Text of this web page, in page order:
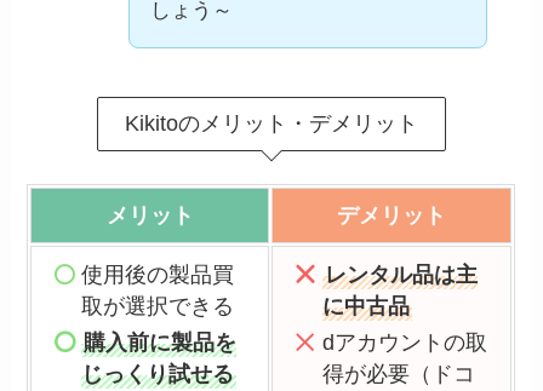
しょう～
Kikitoのメリット・デメリット
メリット デメリット
使用後の製品買
取が選択できる
購入前に製品を
じっくり試せる
レンタル品は主
に中古品
dアカウントの取
得が必要（ドコ